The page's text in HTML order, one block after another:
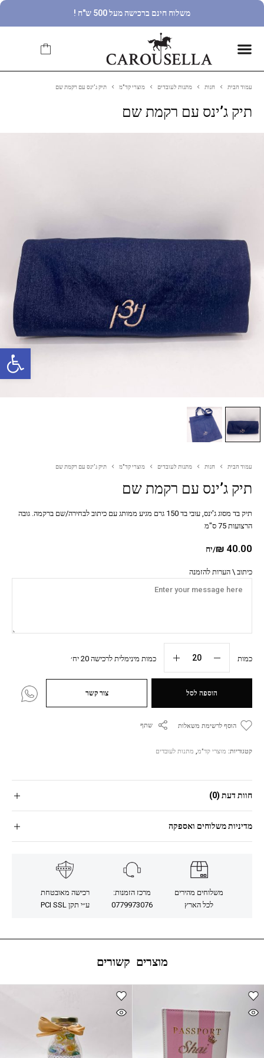
פתח סרגל נגישות
משלוח חינם ברכישה מעל 500 ש"ח !
עמוד הבית חנות מתנות לעובדים מוצרי קד"מ תיק ג’ינס עם רקמת שם
תיק ג’ינס עם רקמת שם
עמוד הבית חנות מתנות לעובדים מוצרי קד"מ תיק ג’ינס עם רקמת שם
תיק ג’ינס עם רקמת שם
₪ 40.00 /יח
כיתוב \ הערות להזמנה
כמות כמות מינימלית לרכישה 20 יח׳
הוספה לסל צור קשר
הוסף לרשימת משאלות שתף
קטגוריות: מוצרי קד"מ, מתנות לעובדים
תיק בד מסוג ג'ינס, עובי בד 150 גרם מגיע ממותג עם כיתוב לבחירה/שם ברקמה. גובה
הרצועות 75 ס"מ
חוות דעת (0)
מדיניות משלוחים ואספקה
משלוחים מהירים
לכל הארץ
מרכז הזמנות:
0779973076
רכישה מאובטחת
ע״י תקן PCI SSL
מוצרים קשורים